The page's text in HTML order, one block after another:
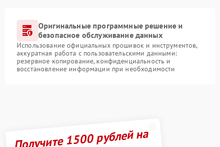
Оригинальные программные решение и
безопасное обслуживание данных
Использование официальных прошивок и инструментов,
аккуратная работа с пользовательскими данными:
резервное копирование, конфиденциальность и
восстановление информации при необходимости
Получите 1500 рублей на